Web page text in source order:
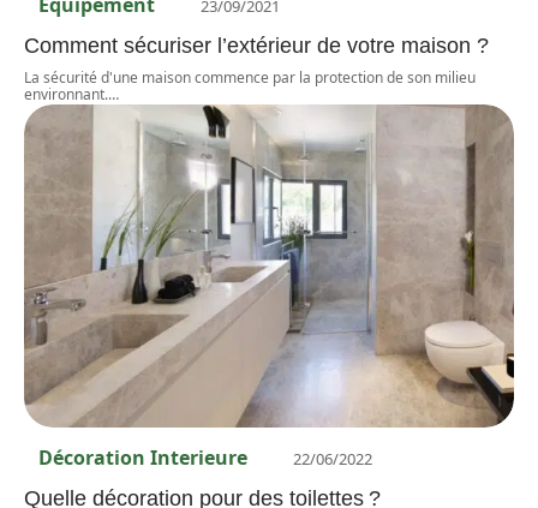
23/09/2021
Comment sécuriser l’extérieur de votre maison ?
La sécurité d'une maison commence par la protection de son milieu
environnant.…
Décoration Interieure 22/06/2022
Quelle décoration pour des toilettes ?